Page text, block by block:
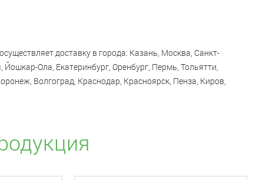
доставку в города: Казань, Москва, Санкт-
Ола, Екатеринбург, Оренбург, Пермь, Тольятти,
Волгоград, Краснодар, Красноярск, Пенза, Киров,